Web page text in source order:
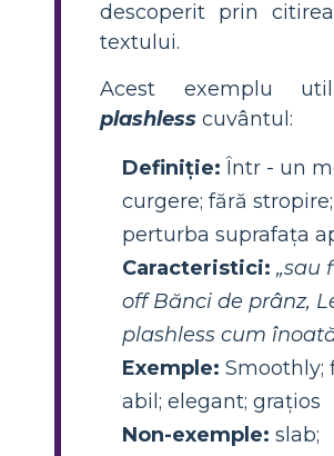
descoperit prin
textului.
Acest exemplu
plashless cuvântul:
Definiție: Într - un
curgere; fără
perturba suprafața
Caracteristici: „sau
off Bănci de prânz,
plashless cum
Exemple: Smoothly;
abil; elegant; graţios
Non-exemple: slab;